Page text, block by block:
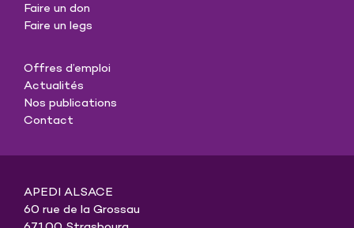
Faire un don
Faire un legs
Offres d’emploi
Actualités
Nos publications
Contact
APEDI ALSACE
60 rue de la Grossau